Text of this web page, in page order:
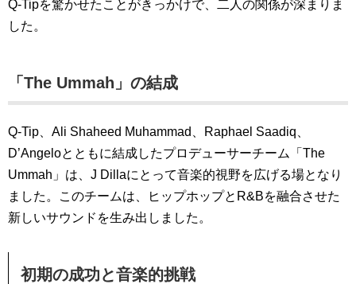
Q-Tipを驚かせたことがきっかけで、二人の関係が深まりま
した。
「The Ummah」の結成
Q-Tip、Ali Shaheed Muhammad、Raphael Saadiq、
D’Angeloとともに結成したプロデューサーチーム「The
Ummah」は、J Dillaにとって音楽的視野を広げる場となり
ました。このチームは、ヒップホップとR&Bを融合させた
新しいサウンドを生み出しました。
初期の成功と音楽的挑戦